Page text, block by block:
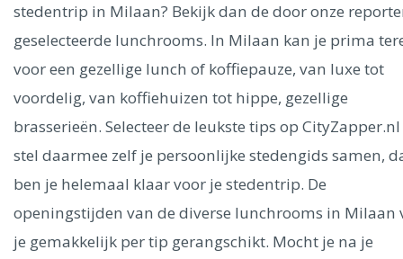
Phoenix
Dresden
stedentrip in Milaan? Bekijk dan de door onze
geselecteerde lunchrooms. In Milaan kan je prima
voor een gezellige lunch of koffiepauze, van luxe tot
voordelig, van koffiehuizen tot hippe, gezellige
brasserieën. Selecteer de leukste tips op
stel daarmee zelf je persoonlijke stedengids samen,
ben je helemaal klaar voor je stedentrip. De
openingstijden van de diverse lunchrooms in Milaan
je gemakkelijk per tip gerangschikt. Mocht je na je